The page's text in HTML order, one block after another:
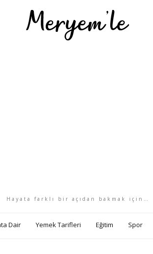
Hayata farklı bir açıdan bakmak için…
Dair Yemek Tarifleri Eğitim Spor